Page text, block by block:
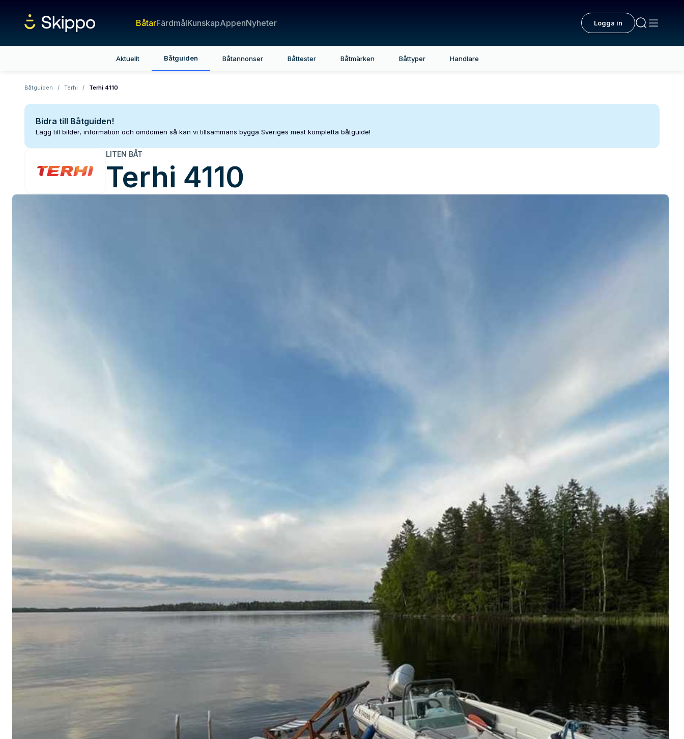
BåtarFärdmålKunskapAppenNyheter Logga in
Aktuellt Båtguiden Båtannonser Båttester Båtmärken Båttyper Handlare
Båtguiden / Terhi / Terhi 4110
Bidra till Båtguiden!
Lägg till bilder, information och omdömen så kan vi tillsammans bygga Sveriges mest kompletta båtguide!
LITEN BÅT
Terhi 4110